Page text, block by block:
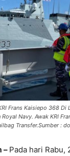
Frans Kaisiepo 368 Di
Navy. Awak KRI
Transfer.Sumber :
– Pada hari Rabu,